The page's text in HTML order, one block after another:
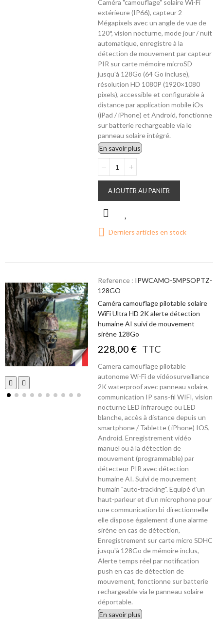
Caméra "camouflage" solaire Wi-Fi
extérieure (IP66), capteur 2
Mégapixels avec un angle de vue de
120°, vision nocturne, mode jour / nuit
automatique, enregistre à la
détection de mouvement par capteur
PIR sur carte mémoire microSD
jusqu'à 128Go (64 Go incluse),
résolution HD 1080P (1920×1080
pixels), accessible et configurable à
distance par application mobile iOs
(iPad / iPhone) et Android, fonctionne
sur batterie rechargeable via le
panneau solaire intégré.
En savoir plus
AJOUTER AU PANIER
Derniers articles en stock
Reference : IPWCAMO-5MPSOPTZ-
128GO
Caméra camouflage pilotable solaire
WiFi Ultra HD 2K alerte détection
humaine AI suivi de mouvement
sirène 128Go
228,00 € TTC
Camera camouflage pilotable
autonome Wi-Fi de vidéosurveillance
2K waterproof avec panneau solaire,
communication IP sans-fil WIFI, vision
nocturne LED infrarouge ou LED
blanche, accès à distance depuis un
smartphone / Tablette ( iPhone) IOS,
Android. Enregistrement vidéo
manuel ou à la détection de
mouvement (programmable) par
détecteur PIR avec détection
humaine AI. Suivi de mouvement
humain "auto-tracking". Equipé d'un
haut-parleur et d'un microphone pour
une communication bi-directionnelle
elle dispose également d'une alarme
sirène en cas de détection,
Enregistrement sur carte micro SDHC
jusqu'à 128Go de mémoire inclus,
Alerte temps réel par notification
push en cas de détection de
mouvement, fonctionne sur batterie
rechargeable via le panneau solaire
déportable.
En savoir plus